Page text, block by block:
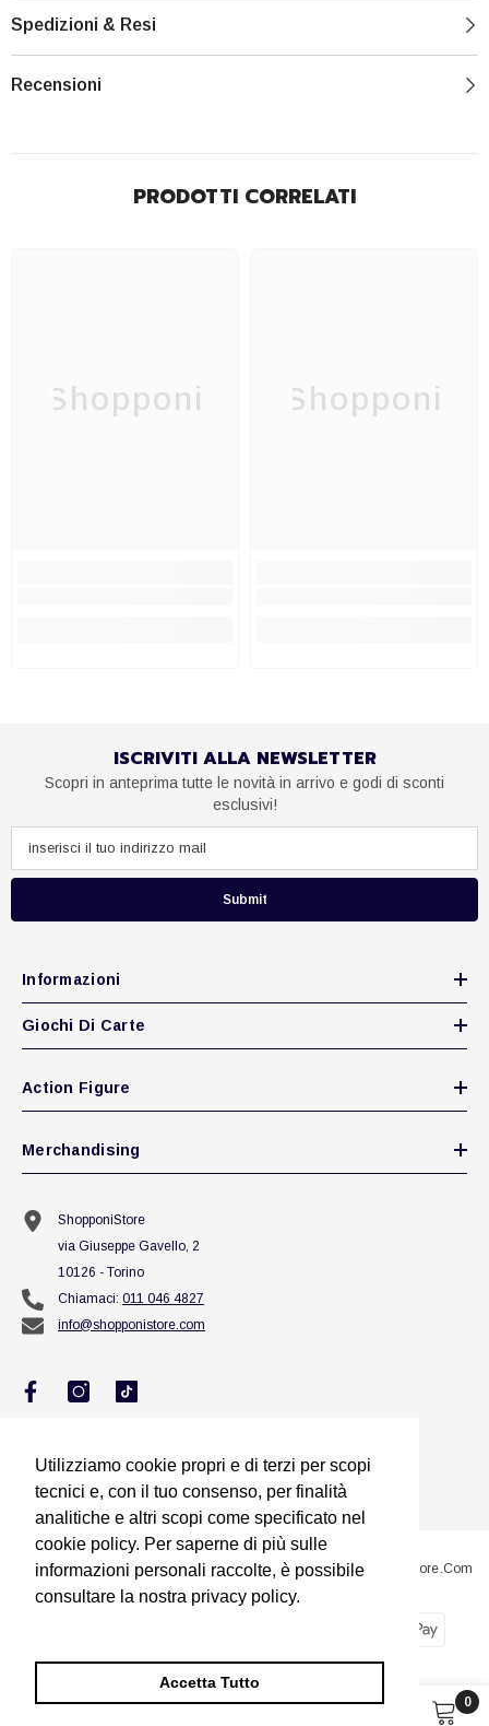
Utilizziamo cookie propri e di terzi per scopi
tecnici e, con il tuo consenso, per finalità
analitiche e altri scopi come specificato nel
cookie policy. Per saperne di più sulle
informazioni personali raccolte, è possibile
consultare la nostra privacy policy.
Accetta Tutto
Utilizziamo cookie propri e di terzi per scopi
tecnici e, con il tuo consenso, per finalità
analitiche e altri scopi come specificato nel
cookie policy. Per saperne di più sulle
informazioni personali raccolte, è possibile
consultare la nostra privacy policy.
Accetta Tutto
Spedizioni & Resi
Recensioni
PRODOTTI CORRELATI
Shopponi Shopponi
ISCRIVITI ALLA NEWSLETTER
Scopri in anteprima tutte le novità in arrivo e godi di sconti
esclusivi!
Submit
Informazioni
Giochi Di Carte
Action Figure
Merchandising
ShopponiStore
via Giuseppe Gavello, 2
10126 - Torino
Chiamaci: 011 046 4827
info@shopponistore.com
@2023 Sito Proprietà Di Squillario Jessica Titolare Di ShopponiStore.com
0